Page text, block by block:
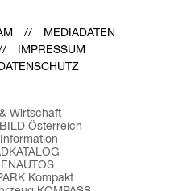
MEDIADATEN
IMPRESSUM
DATENSCHUTZ
Wirtschaft
Österreich
Kompakt